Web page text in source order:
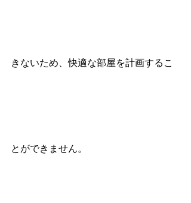
きないため、快適な部屋を計画するこ
とができません。